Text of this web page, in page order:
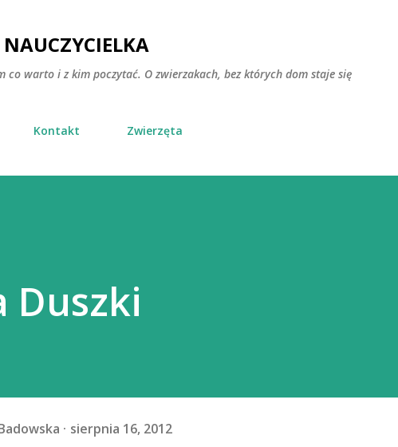
co warto i z kim poczytać. O zwierzakach, bez których dom staje się
Kontakt Zwierzęta
Duszki
sierpnia 16, 2012